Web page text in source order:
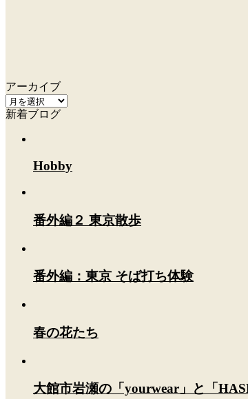
アーカイブ
ア
ー
新着ブログ
Hobby
番外編２ 東京散歩
番外編：東京 そば打ち体験
春の花たち
大館市岩瀬の「yourwear」と「